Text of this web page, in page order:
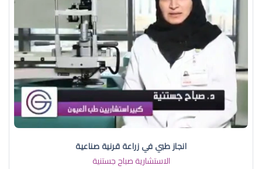
انجاز طبي في زراعة قرنية صناعية
الاستشارية صباح جستنية